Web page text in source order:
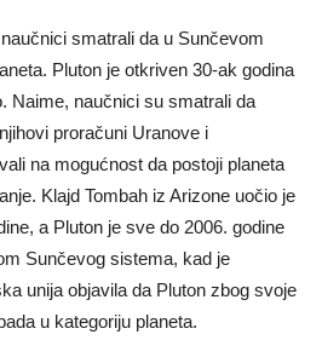
smatrali da u Sunčevom
Pluton je otkriven 30-ak godina
Naime, naučnici su smatrali da
proračuni Uranove i
na mogućnost da postoji planeta
Klajd Tombah iz Arizone uočio je
a Pluton je sve do 2006. godine
Sunčevog sistema, kad je
unija objavila da Pluton zbog svoje
u kategoriju planeta.